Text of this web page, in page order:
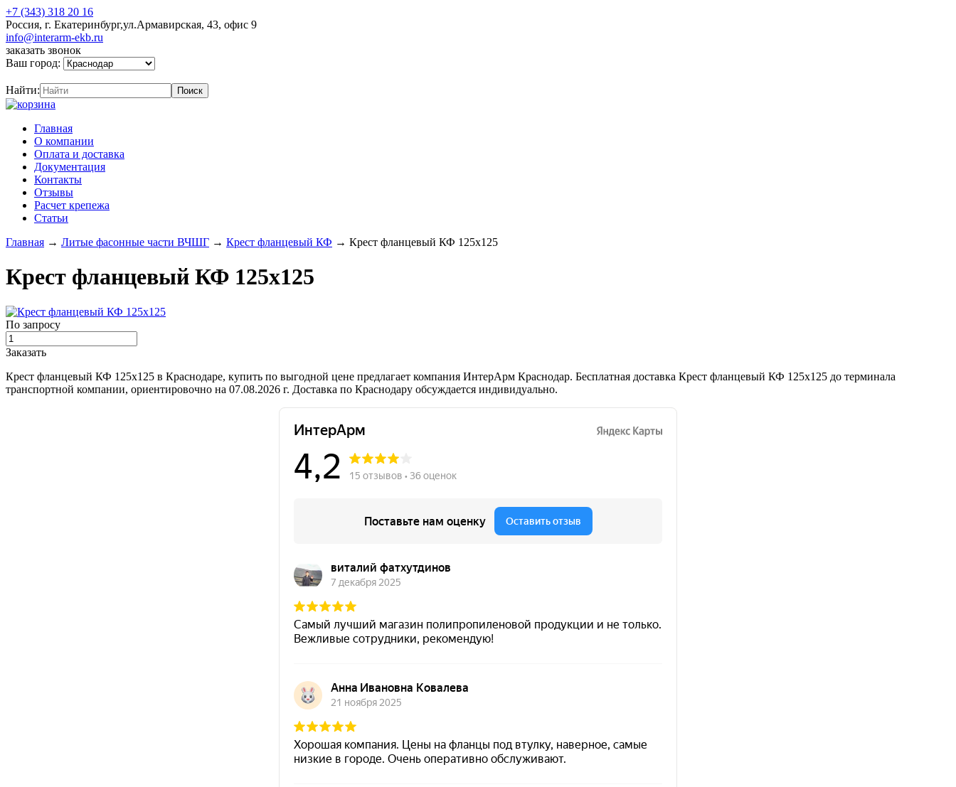
+7 (343) 318 20 16
Россия, г. Екатеринбург,ул.Армавирская, 43, офис 9
info@interarm-ekb.ru
заказать звонок
Ваш город:
Найти:
Главная
О компании
Оплата и доставка
Документация
Контакты
Отзывы
Расчет крепежа
Статьи
Главная → Литые фасонные части ВЧШГ → Крест фланцевый КФ → Крест фланцевый КФ 125х125
Крест фланцевый КФ 125х125
По запросу
Заказать
Крест фланцевый КФ 125х125 в Краснодаре, купить по выгодной цене предлагает компания ИнтерАрм Краснодар. Бесплатная доставка Крест фланцевый КФ 125х125 до терминала
транспортной компании, ориентировочно на 07.08.2026 г. Доставка по Краснодару обсуждается индивидуально.